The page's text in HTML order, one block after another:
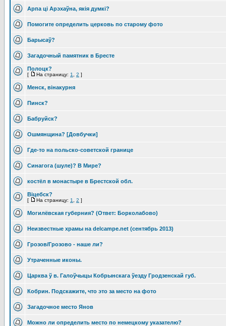
Арпа ці Арэхаўна, якія думкі?
Помогите определить церковь по старому фото
Барысаў?
Загадочный памятник в Бресте
Полоцк?
[ На страницу: 1 2 ]
Менск, вінакурня
Пинск?
Бабруйск?
Ошмянщина? [Довбучки]
Где-то на польско-советской границе
Синагога (шуле)? В Мире?
костёл в монастыре в Брестской обл.
Віцебск?
[ На страницу: 1 2 ]
Могилёвская губерния? (Ответ: Борколабово)
Неизвестные храмы на delcampe.net (сентябрь 2013)
Грозов/Грозово - наше ли?
Утраченные иконы.
Царква ў в. Галоўчыцы Кобрынскага ўезду Гродзенскай губ.
Кобрин. Подскажите, что это за место на фото
Загадочное место Янов
Можно ли определить место по немецкому указателю?